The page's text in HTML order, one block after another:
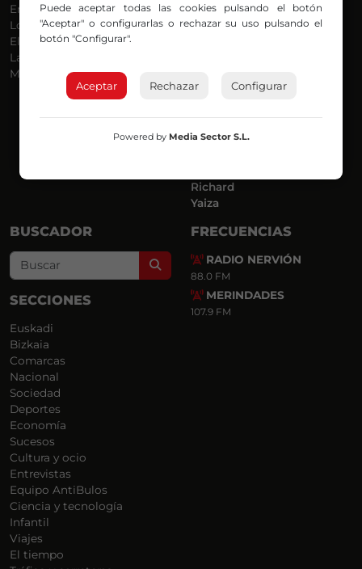
En Ruta
Locos por la Música
El Supermadrugador
La Mañana de Radio Nervión
Más Madrugada
Endika
Iker
José Ignacio
Luis Carlos
Mar y Cielo
Richard
Yaiza
BUSCADOR
Search
SECCIONES
Euskadi
Bizkaia
Comarcas
Nacional
Sociedad
Deportes
Economía
Sucesos
Cultura y ocio
Entrevistas
Equipo AntiBulos
Ciencia y tecnología
Infantil
Viajes
El tiempo
FRECUENCIAS
RADIO NERVIÓN
88.0 FM
MERINDADES
107.9 FM
Puede aceptar todas las cookies pulsando el botón
"Aceptar" o configurarlas o rechazar su uso pulsando el
botón "Configurar".
Aceptar Rechazar Configurar
Powered by Media Sector S.L.